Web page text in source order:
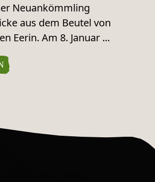
Neuankömmling
aus dem Beutel von
Eerin. Am 8. Januar ...